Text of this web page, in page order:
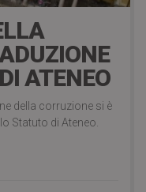
ATENEO
della corruzione si è
Statuto di Ateneo.